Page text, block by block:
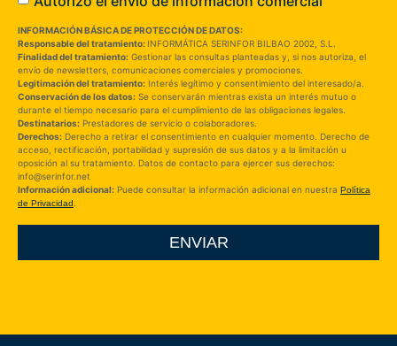
INFORMACIÓN BÁSICA DE PROTECCIÓN DE DATOS:
Responsable del tratamiento: INFORMÁTICA SERINFOR BILBAO 2002, S.L.
Finalidad del tratamiento: Gestionar las consultas planteadas y, si nos autoriza, el
envío de newsletters, comunicaciones comerciales y promociones.
Legitimación del tratamiento: Interés legítimo y consentimiento del interesado/a.
Conservación de los datos: Se conservarán mientras exista un interés mutuo o
durante el tiempo necesario para el cumplimiento de las obligaciones legales.
Destinatarios: Prestadores de servicio o colaboradores.
Derechos: Derecho a retirar el consentimiento en cualquier momento. Derecho de
acceso, rectificación, portabilidad y supresión de sus datos y a la limitación u
oposición al su tratamiento. Datos de contacto para ejercer sus derechos:
info@serinfor.net
Información adicional: Puede consultar la información adicional en nuestra Política
de Privacidad
ENVIAR